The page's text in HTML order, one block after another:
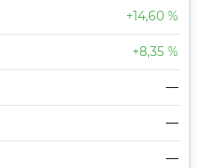
+14,60 %
+8,35 %
—
—
—